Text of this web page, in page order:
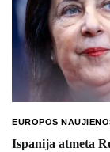
EUROPOS
Ispanija atmeta